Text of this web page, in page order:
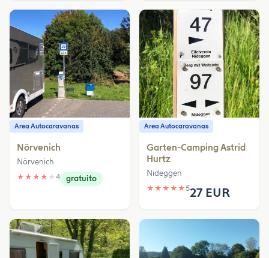
Area Autocaravanas
Nörvenich
Nörvenich
★ ★ ★ ★ ★ 4 gratuito
Area Autocaravanas
Garten-Camping Astrid
Hurtz
Nideggen
★ ★ ★ ★ ★527 EUR